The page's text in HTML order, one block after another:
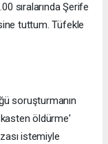
sıralarında Şerife
tuttum. Tüfekle
soruşturmanın
kasten öldürme'
istemiyle